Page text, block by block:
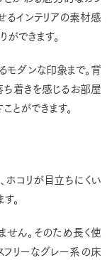
るインテリアの素材感
できます。
モダンな印象まで。背
ち着きを感じるお部屋
とができます。
ホコリが目立ちにくい
。
せん。そのため長く使
フリーなグレー系の床